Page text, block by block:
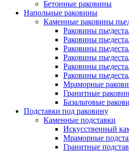
Бетонные раковины
Напольные раковины
Каменные раковины
Раковины
Раковины
Раковины
Раковины
Раковины
Раковины
Мраморные
Гранитные
Базальтовые
Подставки под раковину
Каменные подставки
Искусственный
Мраморные
Гранитные